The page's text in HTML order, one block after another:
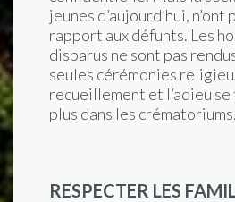
jeunes d’aujourd’hui, n’ont
rapport aux défunts. Les
disparus ne sont pas
seules cérémonies
recueillement et l’adieu se
plus dans les crématoriums.
RESPECTER LES